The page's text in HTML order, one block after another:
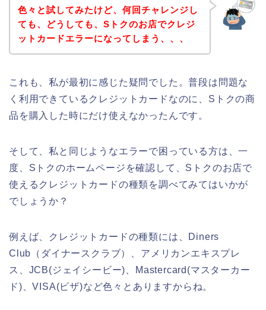
色々と試してみたけど、何回チャレンジし
ても、どうしても、Sトクのお店でクレジ
ットカードエラーになってしまう、、、
これも、私が最初に感じた疑問でした。普段は問題な
く利用できているクレジットカードなのに、Sトクの商
品を購入した時にだけ使えなかったんです。
そして、私と同じようなエラーで困っている方は、一
度、Sトクのホームページを確認して、Sトクのお店で
使えるクレジットカードの種類を調べてみてはいかが
でしょうか？
例えば、クレジットカードの種類には、Diners
Club（ダイナースクラブ）、アメリカンエキスプレ
ス、JCB(ジェイシービー)、Mastercard(マスターカー
ド)、VISA(ビザ)など色々とありますからね。